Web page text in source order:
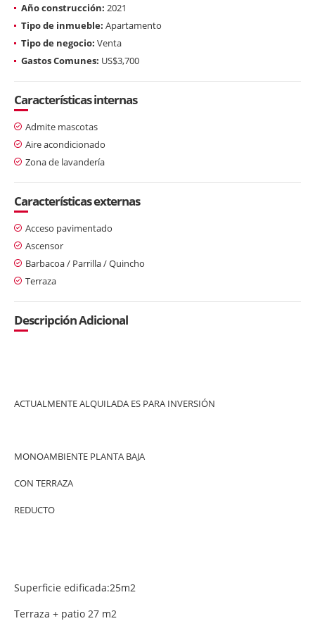
Año construcción: 2021
Tipo de inmueble: Apartamento
Tipo de negocio: Venta
Gastos Comunes: US$3,700
Características internas
Admite mascotas
Aire acondicionado
Zona de lavandería
Características externas
Acceso pavimentado
Ascensor
Barbacoa / Parrilla / Quincho
Terraza
Descripción Adicional
ACTUALMENTE ALQUILADA ES PARA INVERSIÓN
MONOAMBIENTE PLANTA BAJA
CON TERRAZA
REDUCTO
Superficie edificada:25m2
Terraza + patio 27 m2